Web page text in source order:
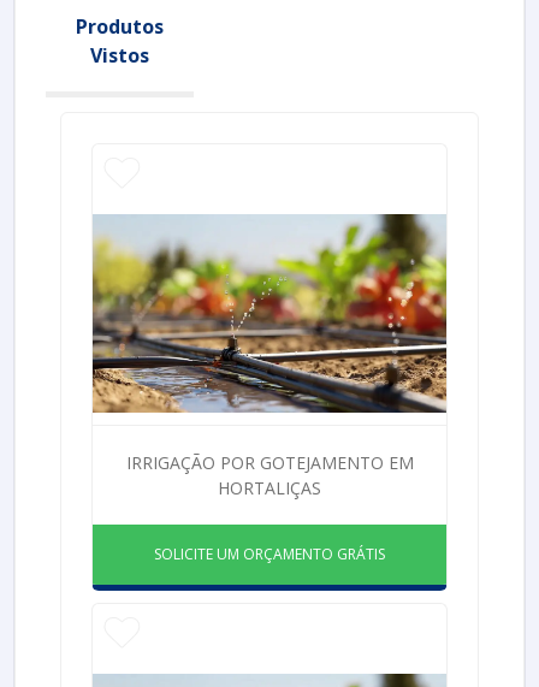
Produtos
Vistos
IRRIGAÇÃO POR GOTEJAMENTO EM
HORTALIÇAS
SOLICITE UM ORÇAMENTO GRÁTIS